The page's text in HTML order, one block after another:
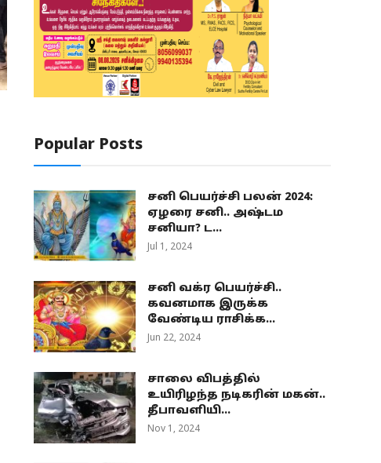
Popular Posts
சனி பெயர்ச்சி பலன் 2024:
ஏழரை சனி.. அஷ்டம
சனியா? ட...
Jul 1, 2024
சனி வக்ர பெயர்ச்சி..
கவனமாக இருக்க
வேண்டிய ராசிக்க...
Jun 22, 2024
சாலை விபத்தில்
உயிரிழந்த நடிகரின் மகன்..
தீபாவளியி...
Nov 1, 2024